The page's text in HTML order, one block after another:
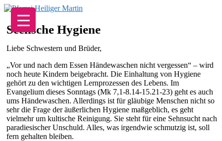
Zum
Inhalt
springen
Seelische Hygiene
Liebe Schwestern und Brüder,
„Vor und nach dem Essen Händewaschen nicht vergessen“ – wird
noch heute Kindern beigebracht. Die Einhaltung von Hygiene
gehört zu den wichtigen Lernprozessen des Lebens. Im
Evangelium dieses Sonntags (Mk 7,1-8.14-15.21-23) geht es auch
ums Händewaschen. Allerdings ist für gläubige Menschen nicht so
sehr die Frage der äußerlichen Hygiene maßgeblich, es geht
vielmehr um kultische Reinigung. Sie steht für eine Sehnsucht nach
paradiesischer Unschuld. Alles, was irgendwie schmutzig ist, soll
fern gehalten bleiben.